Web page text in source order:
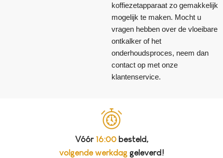
koffiezetapparaat zo gemakkelijk
mogelijk te maken. Mocht u
vragen hebben over de vloeibare
ontkalker of het
onderhoudsproces, neem dan
contact op met onze
klantenservice.
Vóór 16:00besteld,
volgende werkdag geleverd!